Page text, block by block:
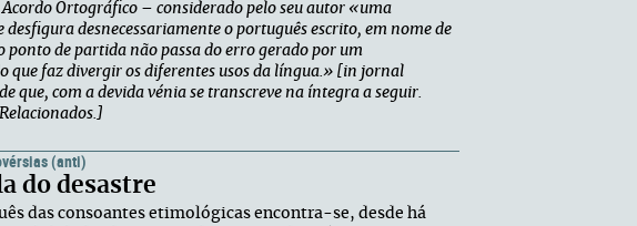
Ortográfico – considerado pelo seu autor «uma
desnecessariamente o português escrito, em nome de
ponto de partida não passa do erro gerado por um
que faz divergir os diferentes usos da língua.» [in jornal
que, com a devida vénia se transcreve na íntegra a seguir.
(anti)
do desastre
das consoantes etimológicas encontra-se, desde há